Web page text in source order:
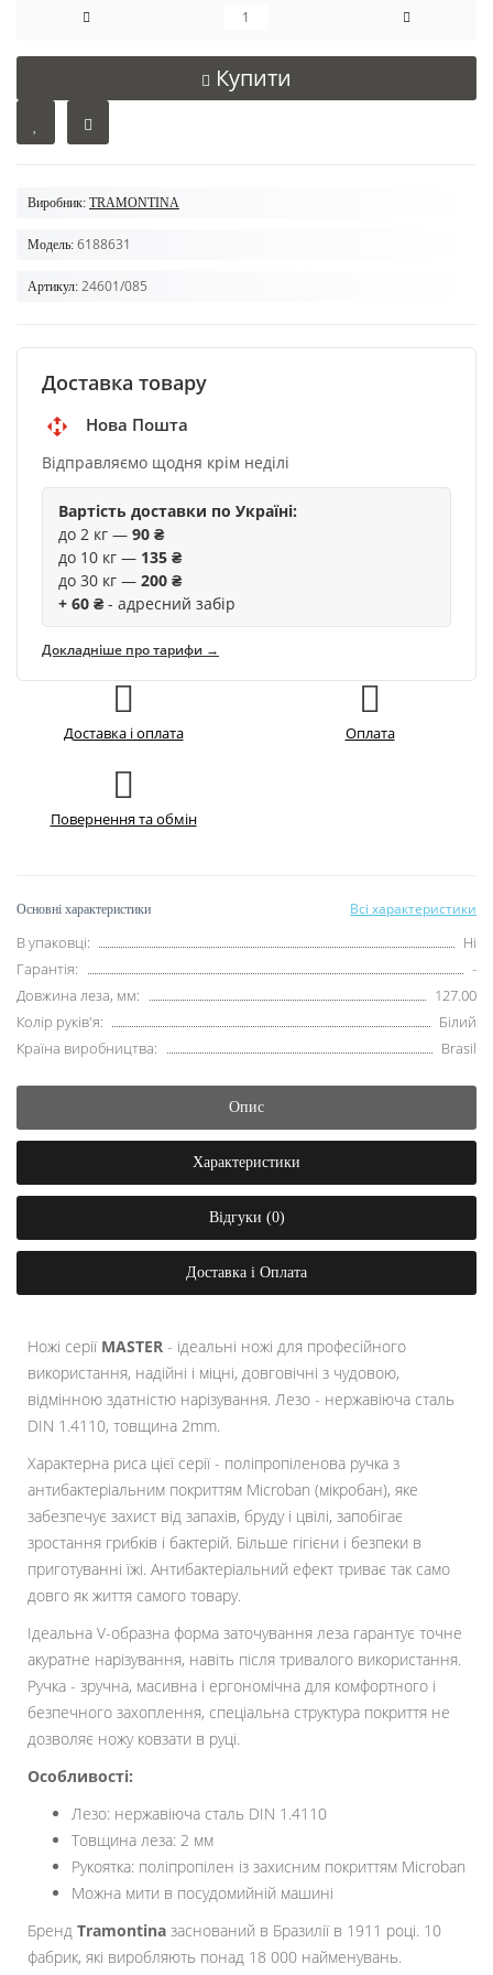
Купити
Виробник: TRAMONTINA
Модель: 6188631
Артикул: 24601/085
Доставка товару
Нова Пошта
Відправляємо щодня крім неділі
Вартість доставки по Україні:
до 2 кг — 90 ₴
до 10 кг — 135 ₴
до 30 кг — 200 ₴
+ 60 ₴ - адресний забір
Докладніше про тарифи →
Доставка і оплата Оплата
Повернення та обмін
Основні характеристики Всі характеристики
В упаковці:
Ні
Гарантія:
-
Довжина леза, мм:
127.00
Колір руків'я:
Білий
Країна виробництва:
Brasil
Опис
Характеристики
Відгуки (0)
Доставка і Оплата
Ножі серіїMASTER - ідеальні ножі для професійного
використання, надійні і міцні, довговічні з чудовою,
відмінною здатністю нарізування. Лезо - нержавіюча сталь
DIN 1.4110, товщина 2mm.
Характерна риса цієї серії - поліпропіленова ручка з
антибактеріальним покриттям Microban (мікробан), яке
забезпечує захист від запахів, бруду і цвілі, запобігає
зростання грибків і бактерій. Більше гігієни і безпеки в
приготуванні їжі. Антибактеріальний ефект триває так само
довго як життя самого товару.
Ідеальна V-образна форма заточування леза гарантує точне
акуратне нарізування, навіть після тривалого використання.
Ручка - зручна, масивна і ергономічна для комфортного і
безпечного захоплення, спеціальна структура покриття не
дозволяє ножу ковзати в руці.
Особливості:
Лезо: нержавіюча сталь DIN 1.4110
Товщина леза: 2 мм
Рукоятка: поліпропілен із захисним покриттям Microban
Можна мити в посудомийній машині
Бренд Tramontina заснований в Бразилії в 1911 році. 10
фабрик, які виробляють понад 18 000 найменувань.